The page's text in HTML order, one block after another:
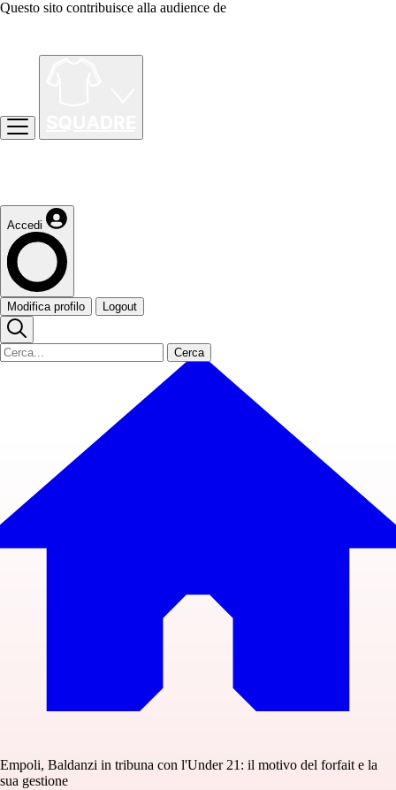
Questo sito contribuisce alla audience de
Accedi
Modifica profilo Logout
Cerca
Empoli, Baldanzi in tribuna con l'Under 21: il motivo del forfait e la
sua gestione